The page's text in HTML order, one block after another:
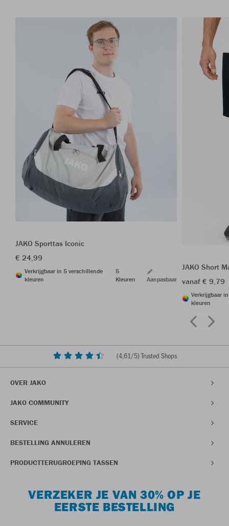
JAKO Sporttas Iconic
€ 24,99
Verkrijgbaar in 5 verschillende
kleuren
5
Kleuren
Aanpasbaar
JAKO Short
vanaf € 9,79
Verkrijgbaar
kleuren
(4,61/5) Trusted Shops
OVER JAKO
JAKO COMMUNITY
SERVICE
BESTELLING ANNULEREN
PRODUCTTERUGROEPING TASSEN
VERZEKER JE VAN 30% OP JE
EERSTE BESTELLING